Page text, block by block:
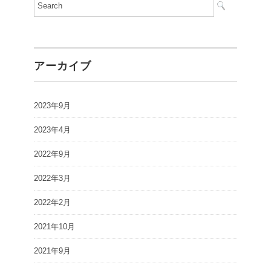
アーカイブ
2023年9月
2023年4月
2022年9月
2022年3月
2022年2月
2021年10月
2021年9月